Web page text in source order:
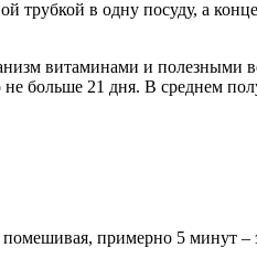
трубкой в одну посуду, а
витаминами и
больше 21 дня. В среднем
примерно 5 минут –